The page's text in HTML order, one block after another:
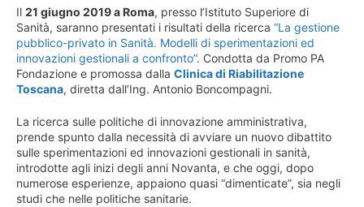
Il 21 giugno 2019 a Roma, presso l’Istituto Superiore di
Sanità, saranno presentati i risultati della ricerca “La gestione
pubblico-privato in Sanità. Modelli di sperimentazioni ed
innovazioni gestionali a confronto”. Condotta da Promo PA
Fondazione e promossa dalla Clinica di Riabilitazione
Toscana, diretta dall’Ing. Antonio Boncompagni.
La ricerca sulle politiche di innovazione amministrativa,
prende spunto dalla necessità di avviare un nuovo dibattito
sulle sperimentazioni ed innovazioni gestionali in sanità,
introdotte agli inizi degli anni Novanta, e che oggi, dopo
numerose esperienze, appaiono quasi “dimenticate”, sia negli
studi che nelle politiche sanitarie.